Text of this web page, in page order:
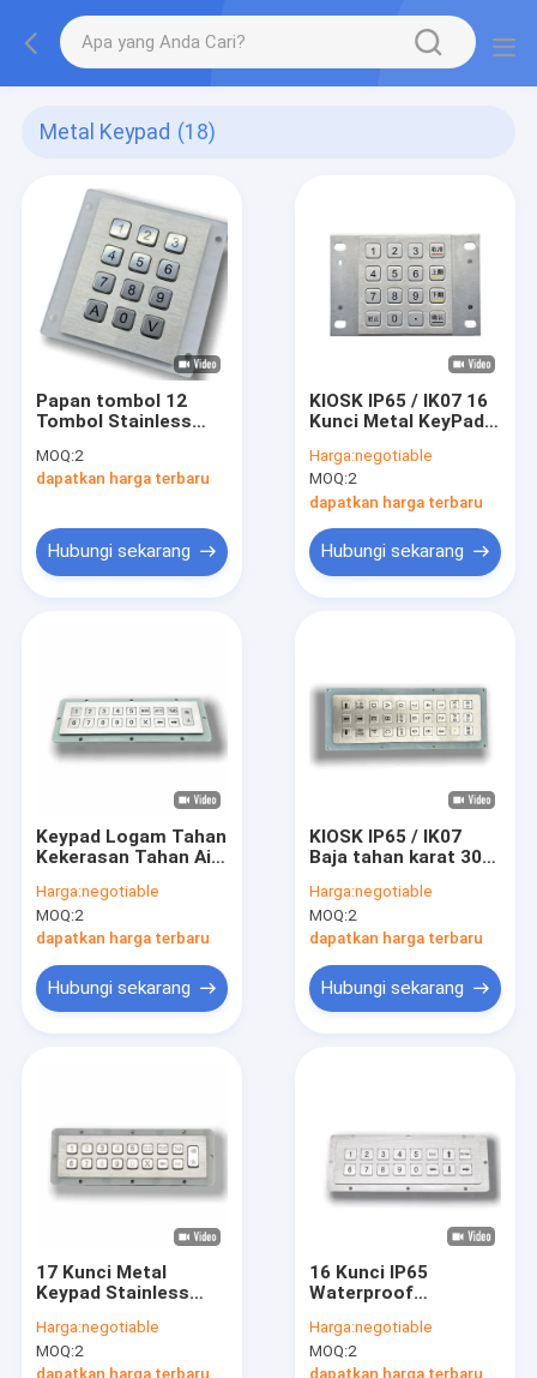
Metal Keypad (18)
Papan tombol 12
Tombol Stainless
Tahan Debu Versi
Lampu Latar Papan
Industri dan Luar
Ruangan USB
MOQ:2
dapatkan harga terbaru
Hubungi sekarang
KIOSK IP65 / IK07 16
Kunci Metal KeyPad
Keypad waterproof
anti debu anti
vandalisme Panel
belakang dipasang
-40°C
Harga:negotiable
MOQ:2
dapatkan harga terbaru
Hubungi sekarang
Keypad Logam Tahan
Kekerasan Tahan Air
Keypad Baja Tahan
Karat Keypad dengan
lampu latar USB
Harga:negotiable
MOQ:2
dapatkan harga terbaru
Hubungi sekarang
KIOSK IP65 / IK07
Baja tahan karat 30
Numeric Keypad USB
waterproof
dustproof anti
belakang Dipasang
pada -40°C
Harga:negotiable
MOQ:2
dapatkan harga terbaru
Hubungi sekarang
17 Kunci Metal
Keypad Stainless
Numeric Keypad
Disesuaikan
Harga:negotiable
MOQ:2
dapatkan harga terbaru
16 Kunci IP65
Waterproof
KeyPad Dengan USB
Interface Peralatan
Harga:negotiable
MOQ:2
dapatkan harga terbaru